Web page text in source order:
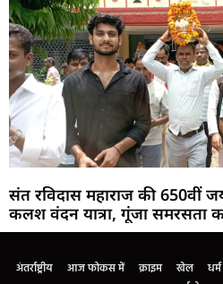
संत रविदास महाराज की 650वीं
कलश वंदन यात्रा, गूंजा समरसता
अंतर्राष्ट्रीय आज फोकस में क्राइम खेल धर्म